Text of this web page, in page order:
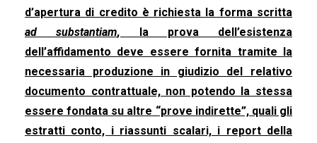
d’apertura di credito è richiesta la forma scritta
ad substantiam, la prova dell’esistenza
dell’affidamento deve essere fornita tramite la
necessaria produzione in giudizio del relativo
documento contrattuale, non potendo la stessa
essere fondata su altre “prove indirette”, quali gli
estratti conto, i riassunti scalari, i report della